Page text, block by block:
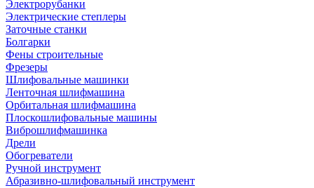
Электрорубанки
Электрические степлеры
Заточные станки
Болгарки
Фены строительные
Фрезеры
Шлифовальные машинки
Ленточная шлифмашина
Орбитальная шлифмашина
Плоскошлифовальные машины
Виброшлифмашинка
Дрели
Обогреватели
Ручной инструмент
Абразивно-шлифовальный инструмент